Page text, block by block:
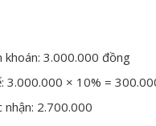
khoán: 3.000.000 đồng
3.000.000 × 10% =
nhận: 2.700.000